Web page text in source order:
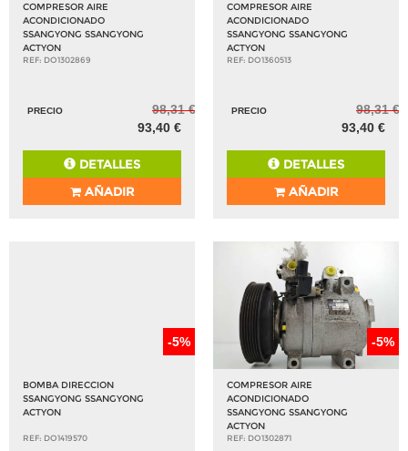
COMPRESOR AIRE
ACONDICIONADO
SSANGYONG SSANGYONG
ACTYON
REF: DO1302869
PRECIO
98,31 €
93,40 €
DETALLES
AÑADIR
COMPRESOR AIRE
ACONDICIONADO
SSANGYONG SSANGYONG
ACTYON
REF: DO1360513
PRECIO
98,31 €
93,40 €
DETALLES
AÑADIR
-5%
BOMBA DIRECCION
SSANGYONG SSANGYONG
ACTYON
REF: DO1419570
-5%
COMPRESOR AIRE
ACONDICIONADO
SSANGYONG SSANGYONG
ACTYON
REF: DO1302871